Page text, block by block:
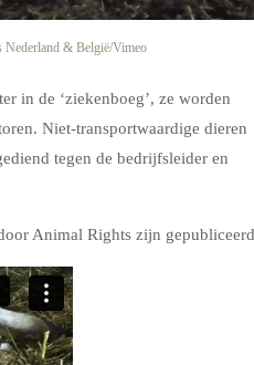
Nederland & België/Vimeo
in de ‘ziekenboeg’, ze worden
Niet-transportwaardige dieren
tegen de bedrijfsleider en
Animal Rights zijn